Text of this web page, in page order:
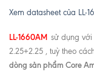
Xem datasheet của LL-
LL-1660AM sử dụng với
2.25+2.25 , tuỳ theo
dòng sản phẩm Core